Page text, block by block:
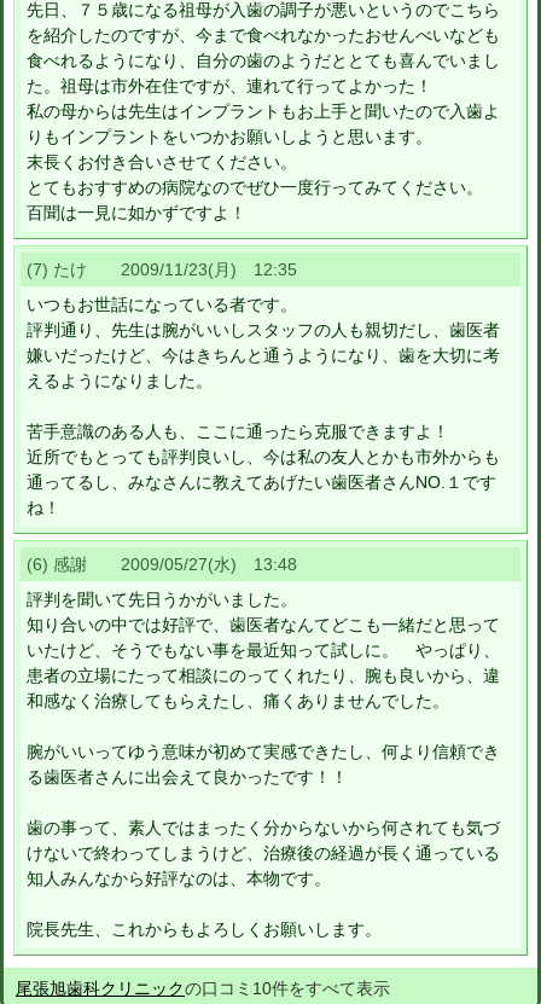
先日、７５歳になる祖母が入歯の調子が悪いというのでこちら
を紹介したのですが、今まで食べれなかったおせんべいなども
食べれるようになり、自分の歯のようだととても喜んでいまし
た。祖母は市外在住ですが、連れて行ってよかった！
私の母からは先生はインプラントもお上手と聞いたので入歯よ
りもインプラントをいつかお願いしようと思います。
末長くお付き合いさせてください。
とてもおすすめの病院なのでぜひ一度行ってみてください。
百聞は一見に如かずですよ！
(7) たけ 2009/11/23(月) 12:35
いつもお世話になっている者です。
評判通り、先生は腕がいいしスタッフの人も親切だし、歯医者
嫌いだったけど、今はきちんと通うようになり、歯を大切に考
えるようになりました。
苦手意識のある人も、ここに通ったら克服できますよ！
近所でもとっても評判良いし、今は私の友人とかも市外からも
通ってるし、みなさんに教えてあげたい歯医者さんNO.１です
ね！
(6) 感謝 2009/05/27(水) 13:48
評判を聞いて先日うかがいました。
知り合いの中では好評で、歯医者なんてどこも一緒だと思って
いたけど、そうでもない事を最近知って試しに。 やっぱり、
患者の立場にたって相談にのってくれたり、腕も良いから、違
和感なく治療してもらえたし、痛くありませんでした。
腕がいいってゆう意味が初めて実感できたし、何より信頼でき
る歯医者さんに出会えて良かったです！！
歯の事って、素人ではまったく分からないから何されても気づ
けないで終わってしまうけど、治療後の経過が長く通っている
知人みんなから好評なのは、本物です。
院長先生、これからもよろしくお願いします。
尾張旭歯科クリニックの口コミ10件をすべて表示